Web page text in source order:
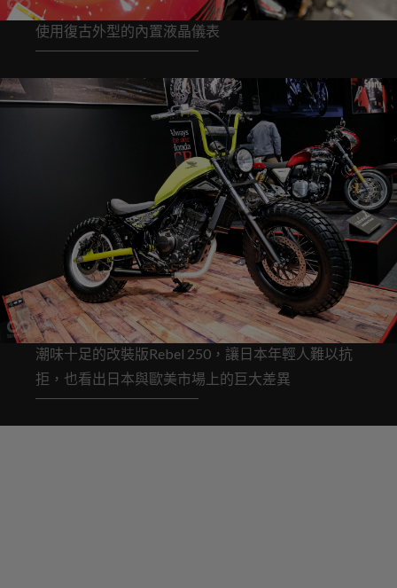
使用復古外型的內置液晶儀表
潮味十足的改裝版Rebel 250，讓日本年輕人難以抗
拒，也看出日本與歐美市場上的巨大差異